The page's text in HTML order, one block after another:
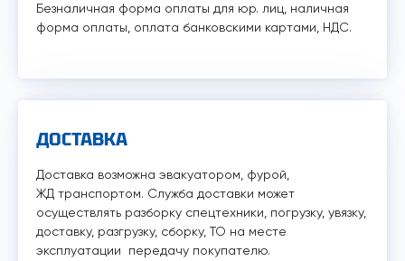
Безналичная форма оплаты для юр. лиц, наличная
форма оплаты, оплата банковскими картами, НДС.
ДОСТАВКА
Доставка возможна эвакуатором, фурой,
ЖД транспортом. Служба доставки может
осуществлять разборку спецтехники, погрузку, увязку,
доставку, разгрузку, сборку, ТО на месте
эксплуатации передачу покупателю.